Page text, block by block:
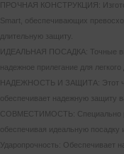
ПРОЧНАЯ КОНСТРУКЦИЯ:
Smart, обеспечивающих
длительную защиту.
ИДЕАЛЬНАЯ ПОСАДКА: Точные
надежное прилегание для
НАДЕЖНОСТЬ И ЗАЩИТА: Этот
обеспечивает надежную защиту
СОВМЕСТИМОСТЬ: Специально
обеспечивая идеальную
Ударопрочность: Обеспечивает